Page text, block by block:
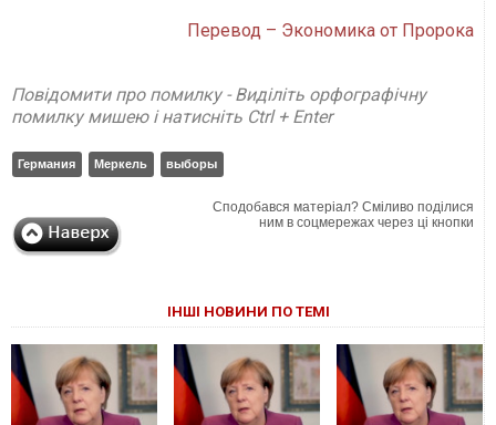
Перевод – Экономика от Пророка
Повідомити про помилку - Виділіть орфографічну
помилку мишею і натисніть Ctrl + Enter
Германия Меркель выборы
Сподобався матеріал? Сміливо поділися
ним в соцмережах через ці кнопки
ІНШІ НОВИНИ ПО ТЕМІ